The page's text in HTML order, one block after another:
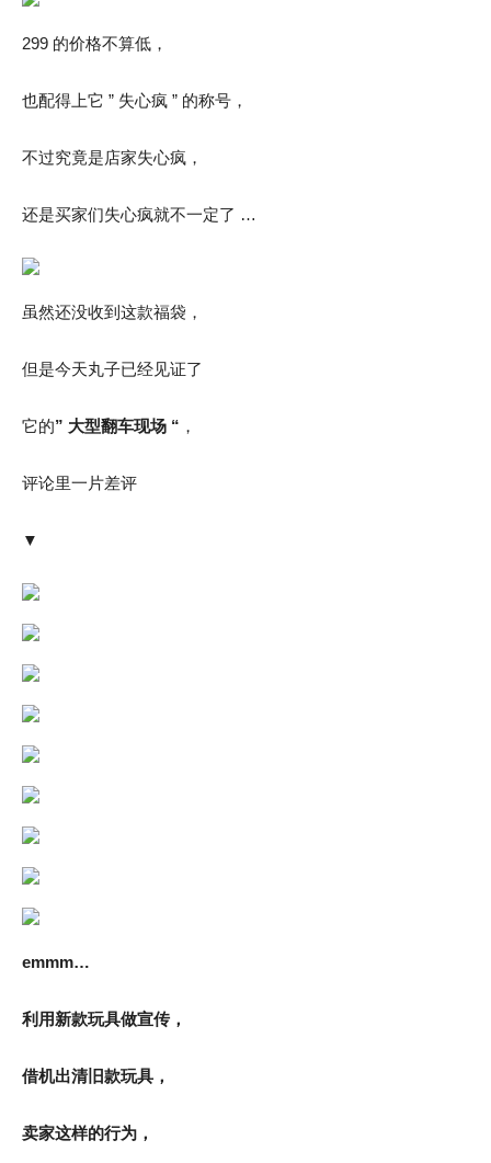
299 的价格不算低，
也配得上它 ” 失心疯 ” 的称号，
不过究竟是店家失心疯，
还是买家们失心疯就不一定了 …
虽然还没收到这款福袋，
但是今天丸子已经见证了
它的” 大型翻车现场 “ ，
评论里一片差评
▼
emmm…
利用新款玩具做宣传，
借机出清旧款玩具，
卖家这样的行为，